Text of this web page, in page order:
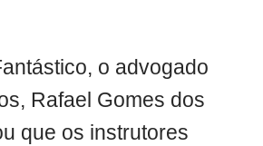
o advogado
Rafael Gomes dos
que os instrutores